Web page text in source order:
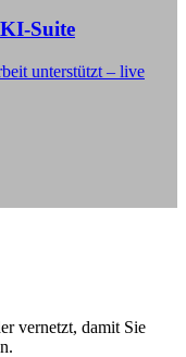
Suite
unterstützt – live
vernetzt, damit Sie